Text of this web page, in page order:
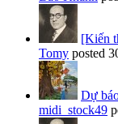
[Kiến
Tomy posted
Dự
midi_stock49